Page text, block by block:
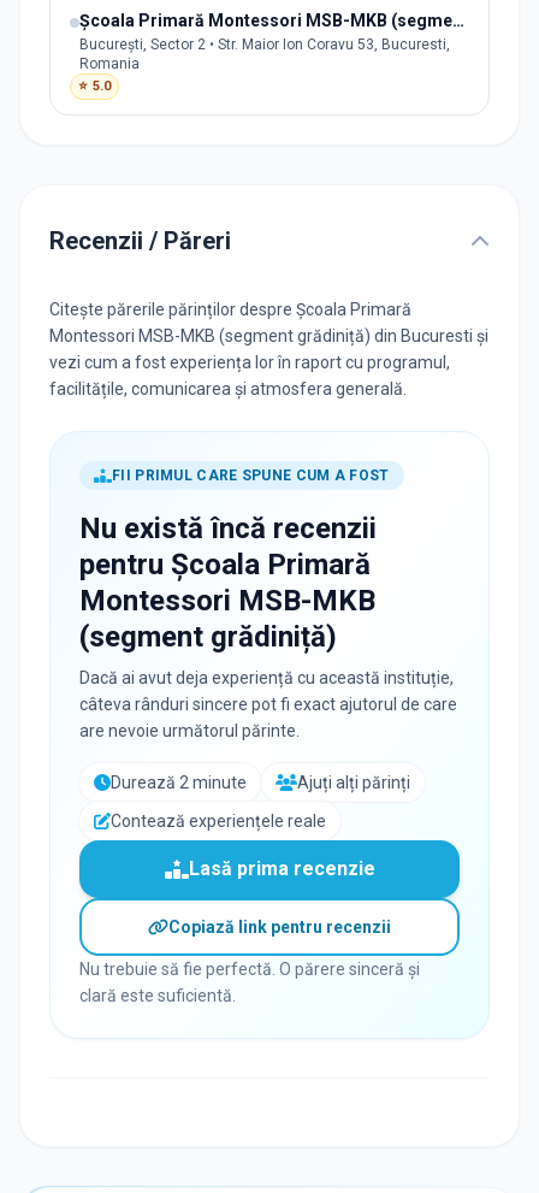
Școala Primară Montessori MSB-MKB (segment școală)
București, Sector 2 • Str. Maior Ion Coravu 53, Bucuresti,
Romania
⭐ 5.0
Recenzii / Păreri
Citește părerile părinților despre Școala Primară
Montessori MSB-MKB (segment grădiniță) din Bucuresti și
vezi cum a fost experiența lor în raport cu programul,
facilitățile, comunicarea și atmosfera generală.
FII PRIMUL CARE SPUNE CUM A FOST
Nu există încă recenzii
pentru Școala Primară
Montessori MSB-MKB
(segment grădiniță)
Dacă ai avut deja experiență cu această instituție,
câteva rânduri sincere pot fi exact ajutorul de care
are nevoie următorul părinte.
Durează 2 minute
Ajuți alți părinți
Contează experiențele reale
Lasă prima recenzie
Copiază link pentru recenzii
Nu trebuie să fie perfectă. O părere sinceră și
clară este suficientă.